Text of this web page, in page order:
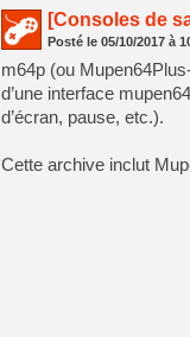
[Consoles de
Posté le 05/10/2017 à
m64p (ou
d’une interface
d’écran, pause, etc.).
Cette archive inclut